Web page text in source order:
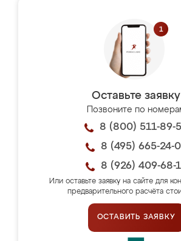
Оставьте заявку
Позвоните по
8 (800) 511-89-
8 (495) 665-24-
8 (926) 409-68-
Или оставьте заявку на сайте для
предварительного расчёта
ОСТАВИТЬ ЗАЯВКУ